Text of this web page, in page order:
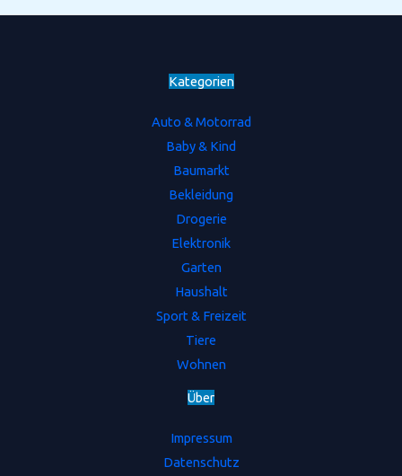
Kategorien
Auto & Motorrad
Baby & Kind
Baumarkt
Bekleidung
Drogerie
Elektronik
Garten
Haushalt
Sport & Freizeit
Tiere
Wohnen
Über
Impressum
Datenschutz